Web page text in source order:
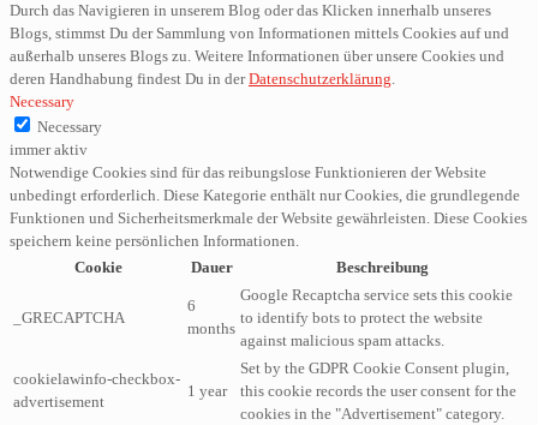
Durch das Navigieren in unserem Blog oder das Klicken innerhalb unseres
Blogs, stimmst Du der Sammlung von Informationen mittels Cookies auf und
außerhalb unseres Blogs zu. Weitere Informationen über unsere Cookies und
deren Handhabung findest Du in derDatenschutzerklärung.
Necessary
Necessary
immer aktiv
Notwendige Cookies sind für das reibungslose Funktionieren der Website
unbedingt erforderlich. Diese Kategorie enthält nur Cookies, die grundlegende
Funktionen und Sicherheitsmerkmale der Website gewährleisten. Diese Cookies
speichern keine persönlichen Informationen.
Cookie
Dauer Beschreibung
_GRECAPTCHA
6
months
Google Recaptcha service sets this cookie
to identify bots to protect the website
against malicious spam attacks.
cookielawinfo-checkbox-
advertisement
1 year
Set by the GDPR Cookie Consent plugin,
this cookie records the user consent for the
cookies in the "Advertisement" category.